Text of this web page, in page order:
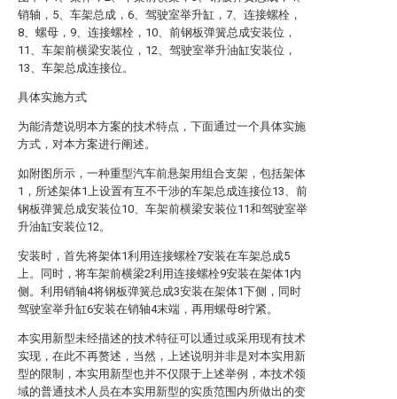
销轴，5、车架总成，6、驾驶室举升缸，7、连接螺栓，
8、螺母，9、连接螺栓，10、前钢板弹簧总成安装位，
11、车架前横梁安装位，12、驾驶室举升油缸安装位，
13、车架总成连接位。
具体实施方式
为能清楚说明本方案的技术特点，下面通过一个具体实施
方式，对本方案进行阐述。
如附图所示，一种重型汽车前悬架用组合支架，包括架体
1，所述架体1上设置有互不干涉的车架总成连接位13、前
钢板弹簧总成安装位10、车架前横梁安装位11和驾驶室举
升油缸安装位12。
安装时，首先将架体1利用连接螺栓7安装在车架总成5
上。同时，将车架前横梁2利用连接螺栓9安装在架体1内
侧。利用销轴4将钢板弹簧总成3安装在架体1下侧，同时
驾驶室举升缸6安装在销轴4末端，再用螺母8拧紧。
本实用新型未经描述的技术特征可以通过或采用现有技术
实现，在此不再赘述，当然，上述说明并非是对本实用新
型的限制，本实用新型也并不仅限于上述举例，本技术领
域的普通技术人员在本实用新型的实质范围内所做出的变